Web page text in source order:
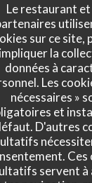
Le restaurant et
sur ce site,
impliquer la
données à
Les
nécessaires »
et
D'autres
Ces
servent à
Cuisine
Produits
Type de
Services
Climatisation,